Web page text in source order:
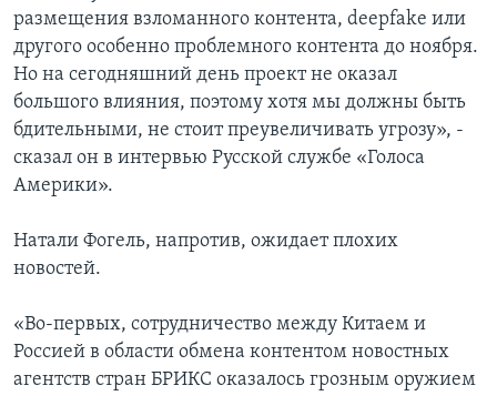
размещения взломанного контента, deepfake или
другого особенно проблемного контента до ноября.
Но на сегодняшний день проект не оказал
большого влияния, поэтому хотя мы должны быть
бдительными, не стоит преувеличивать угрозу», -
сказал он в интервью Русской службе «Голоса
Америки».
Натали Фогель, напротив, ожидает плохих
новостей.
«Во-первых, сотрудничество между Китаем и
Россией в области обмена контентом новостных
агентств стран БРИКС оказалось грозным оружием